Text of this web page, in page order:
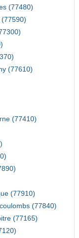
(77480)
(77610)
(77410)
(77910)
(77840)
(77165)